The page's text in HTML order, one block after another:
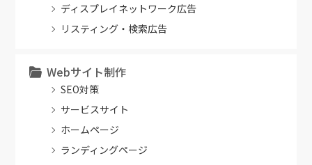
ディスプレイネットワーク広告
リスティング・検索広告
Webサイト制作
SEO対策
サービスサイト
ホームページ
ランディングページ